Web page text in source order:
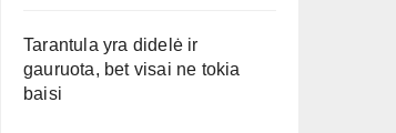
Tarantula yra didelė ir
gauruota, bet visai ne tokia
baisi